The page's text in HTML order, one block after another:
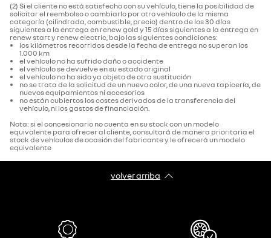
(2) Si el cliente no está satisfecho con su vehículo, tiene la posibilidad de
solicitar el reembolso o cambiarlo por otro vehículo de la misma
categoría (cilindrada, combustible, precio) dentro de los 30 días
siguientes a la entrega en renew gold y 15 días siguientes a la entrega en
renew start y renew electric, bajo las siguientes condiciones:
los kilómetros recorridos desde la fecha de entrega no superan los
1.000 km
el vehículo no ha sufrido daño o accidente
el vehículo se devuelve en su estado original
el vehículo no ha sido ya objeto de otra sustitución
no se trata de la solicitud de un nuevo color, de una nueva tapicería, de
nuevos equipamientos ni accesorios
no están cubiertos los costes derivados de la transferencia del
vehículo, ni los gastos de financiación.
Nota: si el concesionario no cuenta en su stock con un modelo
equivalente para ofrecer al cliente, consultará de manera prioritaria el
stock de vehículos de ocasión del fabricante y le ofrecerá un modelo
equivalente
volver arriba